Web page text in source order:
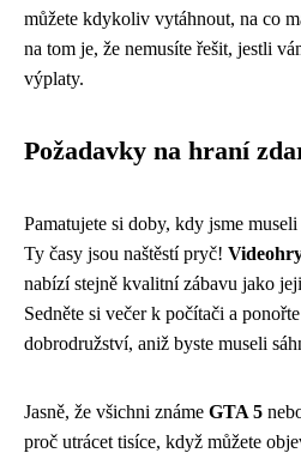
můžete kdykoliv vytáhnout, na co
na tom je, že nemusíte řešit, jestli
výplaty.
Požadavky na hraní
Pamatujete si doby, kdy jsme
Ty časy jsou naštěstí pryč!
nabízí stejně kvalitní zábavu jako
Sedněte si večer k počítači a
dobrodružství, aniž byste museli
Jasně, že všichni známe GTA 5
proč utrácet tisíce, když můžete